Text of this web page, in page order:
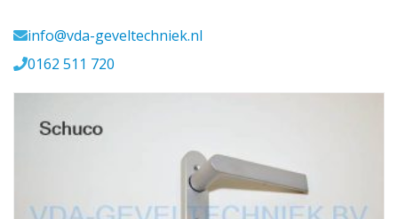
info@vda-geveltechniek.nl
0162 511 720